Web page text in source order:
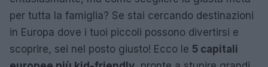
per tutta la famiglia? Se stai cercando destinazioni
in Europa dove i tuoi piccoli possono divertirsi e
scoprire, sei nel posto giusto! Ecco le 5 capitali